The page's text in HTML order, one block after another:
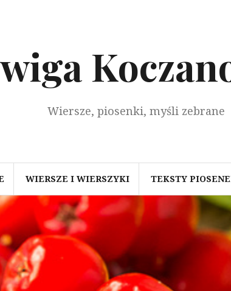
Wiersze, piosenki, myśli zebrane
WIERSZE I WIERSZYKI TEKSTY